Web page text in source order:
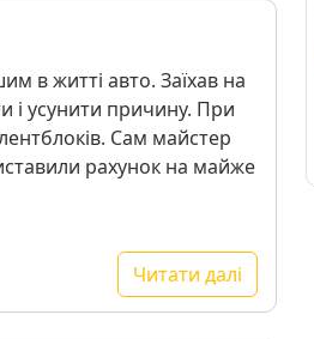
в житті авто. Заїхав на
і усунити причину. При
Сам майстер
рахунок на майже
Читати далі